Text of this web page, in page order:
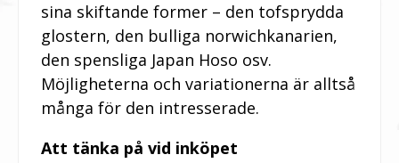
sina skiftande former – den tofsprydda
glostern, den bulliga norwichkanarien,
den spensliga Japan Hoso osv.
Möjligheterna och variationerna är alltså
många för den intresserade.
Att tänka på vid inköpet